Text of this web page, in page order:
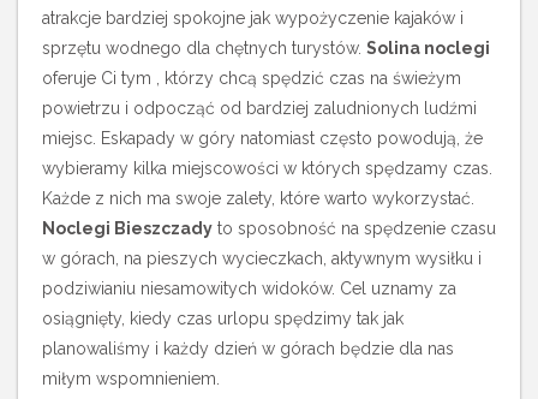
atrakcje bardziej spokojne jak wypożyczenie kajaków i
sprzętu wodnego dla chętnych turystów. Solina noclegi
oferuje Ci tym , którzy chcą spędzić czas na świeżym
powietrzu i odpocząć od bardziej zaludnionych ludźmi
miejsc. Eskapady w góry natomiast często powodują, że
wybieramy kilka miejscowości w których spędzamy czas.
Każde z nich ma swoje zalety, które warto wykorzystać.
Noclegi Bieszczady to sposobność na spędzenie czasu
w górach, na pieszych wycieczkach, aktywnym wysiłku i
podziwianiu niesamowitych widoków. Cel uznamy za
osiągnięty, kiedy czas urlopu spędzimy tak jak
planowaliśmy i każdy dzień w górach będzie dla nas
miłym wspomnieniem.